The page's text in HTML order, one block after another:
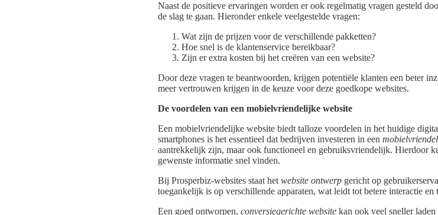
Naast de positieve ervaringen worden er ook regelmatig vragen gesteld
de slag te gaan. Hieronder enkele veelgestelde vragen:
Wat zijn de prijzen voor de verschillende pakketten?
Hoe snel is de klantenservice bereikbaar?
Zijn er extra kosten bij het creëren van een website?
Door deze vragen te beantwoorden, krijgen potentiële klanten een beter
meer vertrouwen krijgen in de keuze voor deze goedkope websites.
De voordelen van een mobielvriendelijke website
Een mobielvriendelijke website biedt talloze voordelen in het huidige
smartphones is het essentieel dat bedrijven investeren in een
aantrekkelijk zijn, maar ook functioneel en gebruiksvriendelijk. Hierdoor
gewenste informatie snel vinden.
Bij Prosperbiz-websites staat het website ontwerp gericht op
toegankelijk is op verschillende apparaten, wat leidt tot betere interactie
Een goed ontworpen, conversiegerichte website kan ook veel sneller